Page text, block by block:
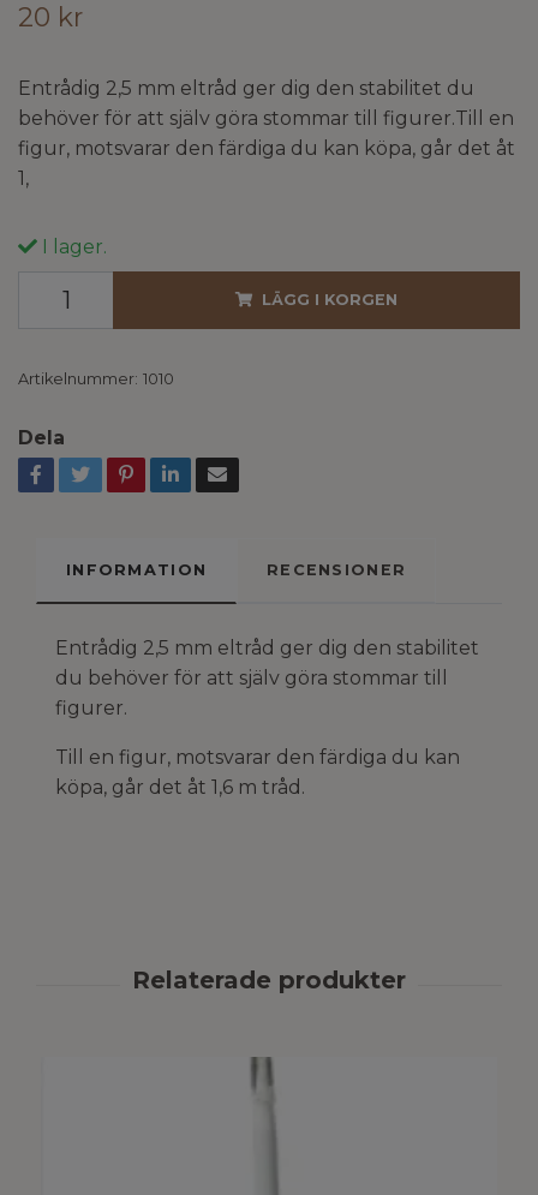
20 kr
Entrådig 2,5 mm eltråd ger dig den stabilitet du
behöver för att själv göra stommar till figurer.Till en
figur, motsvarar den färdiga du kan köpa, går det åt
1,
I lager.
LÄGG I KORGEN
Artikelnummer: 1010
Dela
INFORMATION RECENSIONER
Entrådig 2,5 mm eltråd ger dig den stabilitet
du behöver för att själv göra stommar till
figurer.
Till en figur, motsvarar den färdiga du kan
köpa, går det åt 1,6 m tråd.